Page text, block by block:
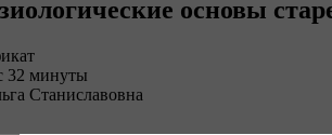
основы
32 минуты
Станиславовна